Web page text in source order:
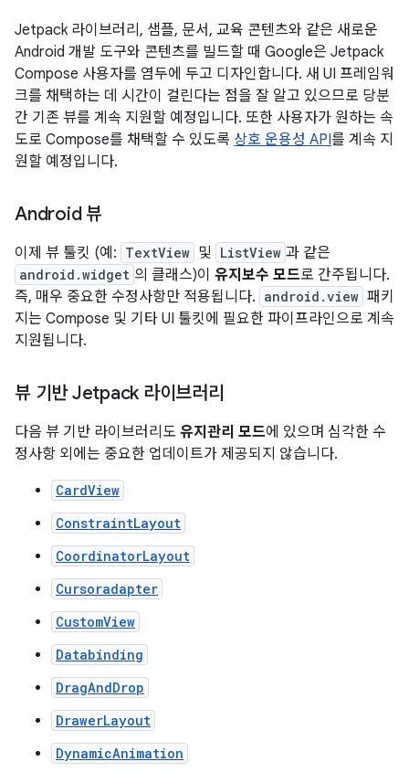
Jetpack 라이브러리, 샘플, 문서, 교육 콘텐츠와 같은 새로운
Android 개발 도구와 콘텐츠를 빌드할 때 Google은 Jetpack
Compose 사용자를 염두에 두고 디자인합니다. 새 UI 프레임워
크를 채택하는 데 시간이 걸린다는 점을 잘 알고 있으므로 당분
간 기존 뷰를 계속 지원할 예정입니다. 또한 사용자가 원하는 속
도로 Compose를 채택할 수 있도록 상호 운용성 API를 계속 지
원할 예정입니다.
Android 뷰
이제 뷰 툴킷 (예: TextView 및 ListView 과 같은
android.widget 의 클래스)이 유지보수 모드로 간주됩니다.
즉, 매우 중요한 수정사항만 적용됩니다. android.view 패키
지는 Compose 및 기타 UI 툴킷에 필요한 파이프라인으로 계속
지원됩니다.
뷰 기반 Jetpack 라이브러리
다음 뷰 기반 라이브러리도 유지관리 모드에 있으며 심각한 수
정사항 외에는 중요한 업데이트가 제공되지 않습니다.
CardView
ConstraintLayout
CoordinatorLayout
Cursoradapter
CustomView
Databinding
DragAndDrop
DrawerLayout
DynamicAnimation